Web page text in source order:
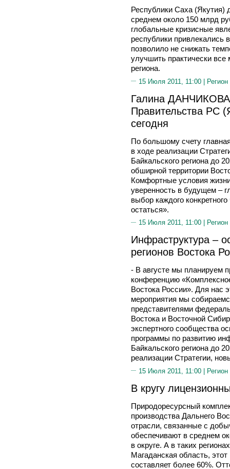
Республики Саха (Якутия)
среднем около 150 млрд
глобальные кризисные
республики привлекались
позволило не снижать
улучшить практически все
региона.
15 Июля 2011, 11:00 | Регион
Галина
Правительства РС
сегодня
По большому счету
в ходе реализации
Байкальского региона до
обширной территории
Комфортные условия
уверенность в будущем –
выбор каждого
остаться».
15 Июля 2011, 11:00 |
Инфраструктура –
регионов Востока
- В августе мы планируем
конференцию
Востока России». Для нас
мероприятия мы
представителями
Востока и Восточной
экспертного сообщества
программы по развитию
Байкальского региона до
реализации Стратегии,
15 Июля 2011, 11:00 | Регион
В кругу
Природоресурсный
производства Дальнего
отрасли, связанные с
обеспечивают в среднем
в округе. А в таких
Магаданская область,
составляет более 60%.